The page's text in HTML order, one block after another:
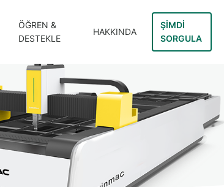
ÖĞREN &
DESTEKLE
HAKKINDA
ŞIMDI
SORGULA